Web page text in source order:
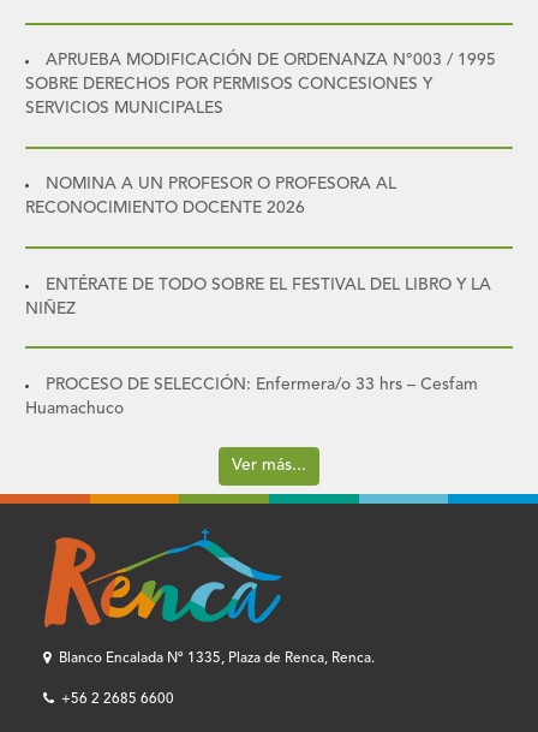
APRUEBA MODIFICACIÓN DE ORDENANZA N°003 / 1995
SOBRE DERECHOS POR PERMISOS CONCESIONES Y
SERVICIOS MUNICIPALES
NOMINA A UN PROFESOR O PROFESORA AL
RECONOCIMIENTO DOCENTE 2026
ENTÉRATE DE TODO SOBRE EL FESTIVAL DEL LIBRO Y LA
NIÑEZ
PROCESO DE SELECCIÓN: Enfermera/o 33 hrs – Cesfam
Huamachuco
Ver más...
Blanco Encalada Nº 1335, Plaza de Renca, Renca.
+56 2 2685 6600